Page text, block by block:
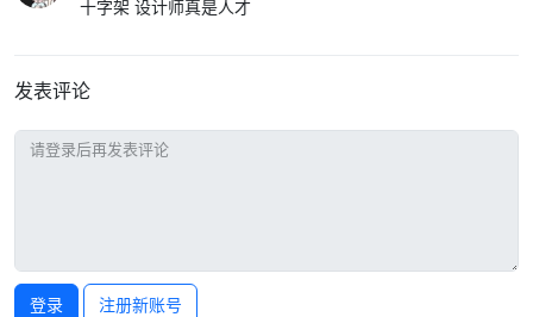
十字架 设计师真是人才
发表评论
登录 注册新账号